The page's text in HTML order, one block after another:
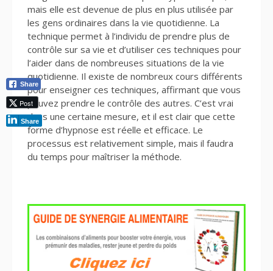
mais elle est devenue de plus en plus utilisée par
les gens ordinaires dans la vie quotidienne. La
technique permet à l’individu de prendre plus de
contrôle sur sa vie et d’utiliser ces techniques pour
l’aider dans de nombreuses situations de la vie
quotidienne. Il existe de nombreux cours différents
pour enseigner ces techniques, affirmant que vous
pouvez prendre le contrôle des autres. C’est vrai
dans une certaine mesure, et il est clair que cette
forme d’hypnose est réelle et efficace. Le
processus est relativement simple, mais il faudra
du temps pour maîtriser la méthode.
Share
Post
Share